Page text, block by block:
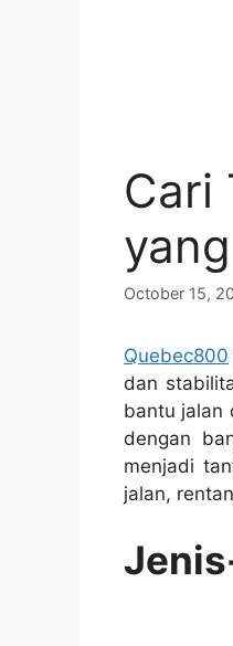
Cari
October 15,
Quebec800
dan
bantu jalan
dengan
menjadi
jalan,